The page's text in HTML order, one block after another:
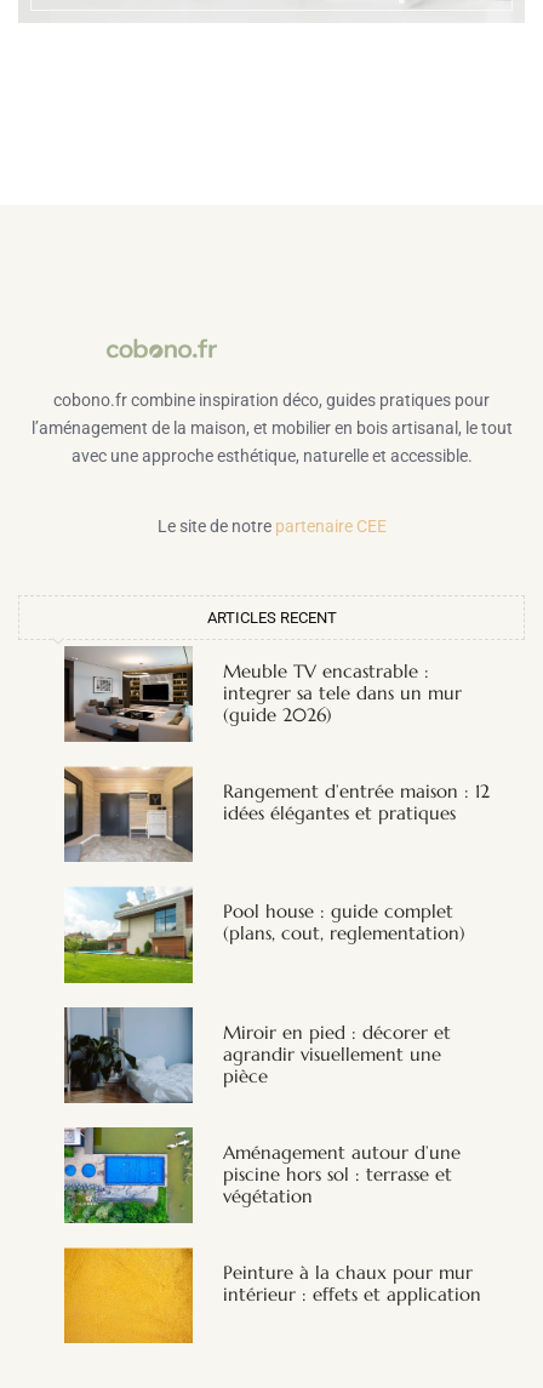
cobono.fr combine inspiration déco, guides pratiques pour
l’aménagement de la maison, et mobilier en bois artisanal, le tout
avec une approche esthétique, naturelle et accessible.
Le site de notre partenaire CEE
ARTICLES RECENT
Meuble TV encastrable :
integrer sa tele dans un mur
(guide 2026)
Rangement d’entrée maison : 12
idées élégantes et pratiques
Pool house : guide complet
(plans, cout, reglementation)
Miroir en pied : décorer et
agrandir visuellement une
pièce
Aménagement autour d’une
piscine hors sol : terrasse et
végétation
Peinture à la chaux pour mur
intérieur : effets et application